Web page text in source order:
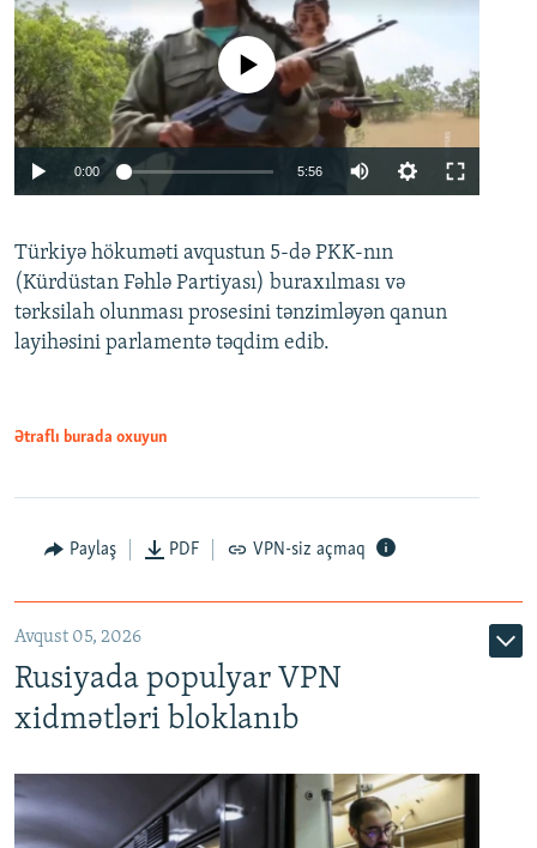
Auto 240p 360p 480p
720p 1080p
No media source currently available
0:00 5:56
360p
480p
Türkiyə hökuməti avqustun 5-də PKK-nın
(Kürdüstan Fəhlə Partiyası) buraxılması və
tərksilah olunması prosesini tənzimləyən qanun
layihəsini parlamentə təqdim edib.
Ətraflı burada oxuyun
Paylaş PDF VPN-siz açmaq
Avqust 05, 2026
Rusiyada populyar VPN
xidmətləri bloklanıb